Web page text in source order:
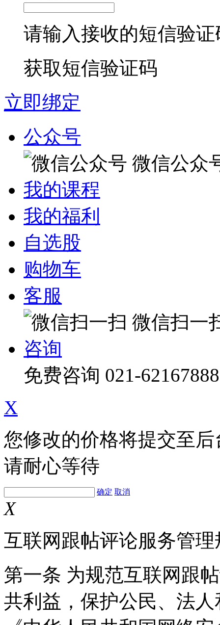
请输入接收的短信验证
获取短信验证码
立即绑定
公众号
微信公众
我的课程
我的福利
自选股
购物车
客服
微信扫一
咨询
免费咨询 021-62167888
X
您修改的价格将提交至
请耐心等待
确定 取消
X
互联网跟帖评论服务管理
第一条 为规范互联网跟
共利益，保护公民、法